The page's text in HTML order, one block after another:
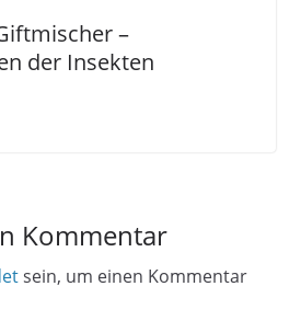
–
der Insekten
Kommentar
sein, um einen Kommentar